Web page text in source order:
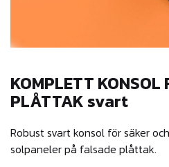
KOMPLETT KONSOL
PLÅTTAK svart
Robust svart konsol för säker
solpaneler på falsade plåttak.